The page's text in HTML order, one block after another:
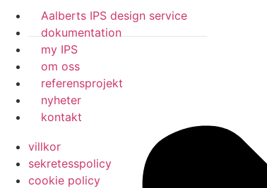
Aalberts IPS design service
dokumentation
my IPS
om oss
referensprojekt
nyheter
kontakt
villkor
sekretesspolicy
cookie policy